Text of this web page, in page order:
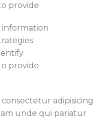
provide
information
provide
adipisicing
unde qui pariatur